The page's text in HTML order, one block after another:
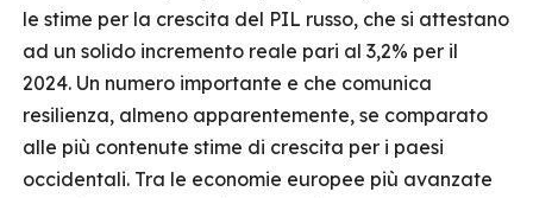
le stime per la crescita del PIL russo, che si attestano
ad un solido incremento reale pari al 3,2% per il
2024. Un numero importante e che comunica
resilienza, almeno apparentemente, se comparato
alle più contenute stime di crescita per i paesi
occidentali. Tra le economie europee più avanzate